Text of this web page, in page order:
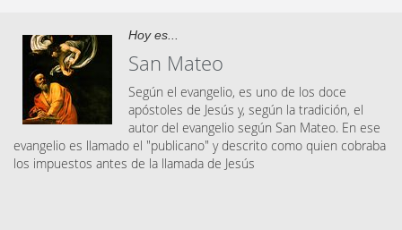
Hoy es...
San Mateo
Según el evangelio, es uno de los doce
apóstoles de Jesús y, según la tradición, el
autor del evangelio según San Mateo. En ese
evangelio es llamado el "publicano" y descrito como quien cobraba
los impuestos antes de la llamada de Jesús